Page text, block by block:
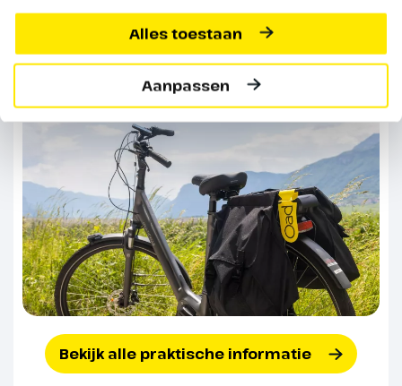
Alles toestaan
Aanpassen
Rondrit Sao Bras
57 km
Vandaag gaat de fietstocht meer
het binnenland in naar Sao Bras
de Alportel. Het is een kalm en
vredig stadje en de lage en witte
huizen zijn versierd met
tegelpanelen, een uiting van de
welvaart door de kurkindustrie
van weleer. Ontdek het oude
gedeelte van de stad met de
typische smalle geplaveide
straatjes.
De volledige reis
Bekijk alle praktische informatie